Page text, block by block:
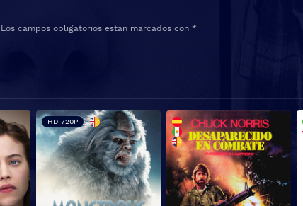
Los campos obligatorios están marcados con *
HD 720P